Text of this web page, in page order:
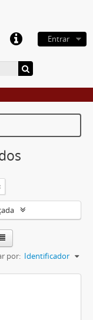
Entrar
por: Identificador